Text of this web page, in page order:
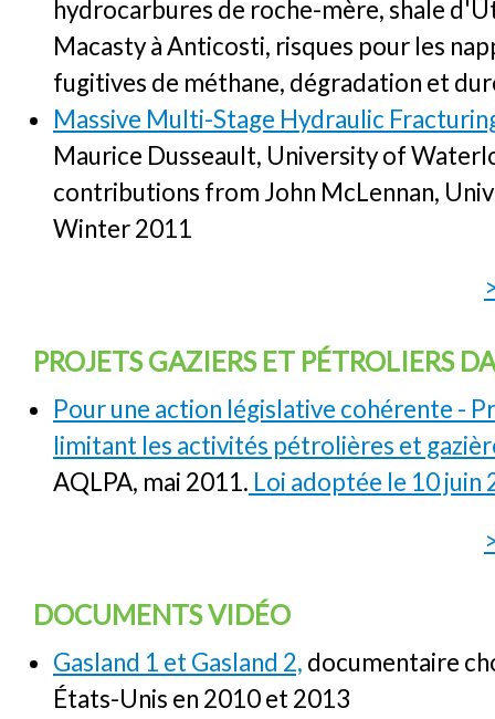
hydrocarbures de roche-mère, shale
Macasty à Anticosti, risques pour les
fugitives de méthane, dégradation et
Massive Multi-Stage Hydraulic
Maurice Dusseault, University of
contributions from John McLennan,
Winter 2011
PROJETS GAZIERS ET PÉTROLIERS
Pour une action législative cohérente -
limitant les activités pétrolières et
AQLPA, mai 2011. Loi adoptée le 10 juin
DOCUMENTS VIDÉO
Gasland 1 et Gasland 2, documentaire
États-Unis en 2010 et 2013